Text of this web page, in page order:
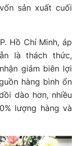
sản xuất cuối
Hồ Chí Minh, áp
là thách thức,
giảm biên lợi
hàng bình ổn
dào hơn, nhiều
lượng hàng và